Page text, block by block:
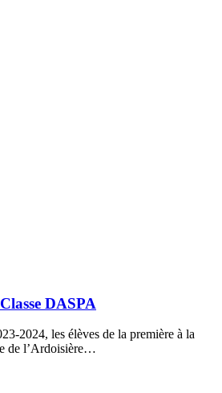
DASPA
2024, les élèves de la première à la
de l’Ardoisière…